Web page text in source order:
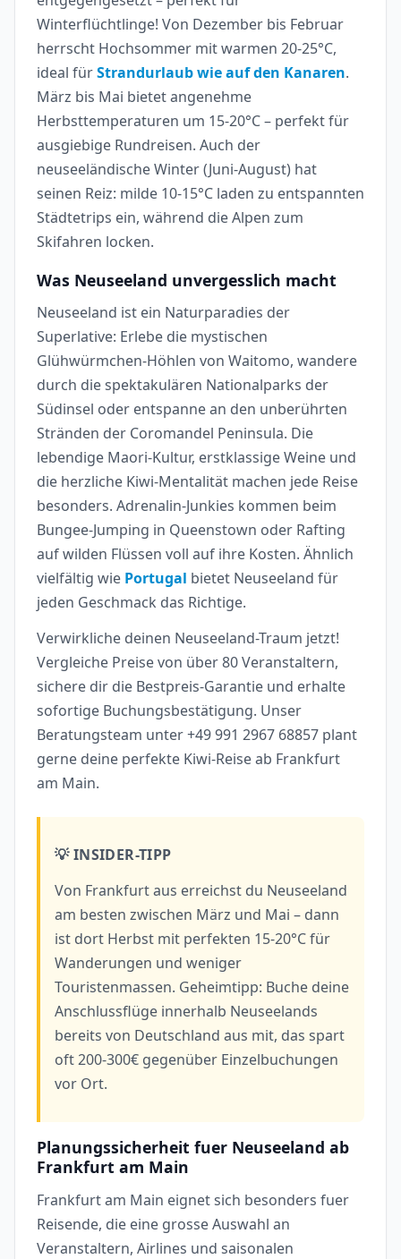
Winterflüchtlinge! Von Dezember bis Februar
herrscht Hochsommer mit warmen 20-25°C,
ideal fürStrandurlaub wie auf den Kanaren.
März bis Mai bietet angenehme
Herbsttemperaturen um 15-20°C – perfekt für
ausgiebige Rundreisen. Auch der
neuseeländische Winter (Juni-August) hat
seinen Reiz: milde 10-15°C laden zu entspannten
Städtetrips ein, während die Alpen zum
Skifahren locken.
Was Neuseeland unvergesslich macht
Neuseeland ist ein Naturparadies der
Superlative: Erlebe die mystischen
Glühwürmchen-Höhlen von Waitomo, wandere
durch die spektakulären Nationalparks der
Südinsel oder entspanne an den unberührten
Stränden der Coromandel Peninsula. Die
lebendige Maori-Kultur, erstklassige Weine und
die herzliche Kiwi-Mentalität machen jede Reise
besonders. Adrenalin-Junkies kommen beim
Bungee-Jumping in Queenstown oder Rafting
auf wilden Flüssen voll auf ihre Kosten. Ähnlich
vielfältig wie Portugal bietet Neuseeland für
jeden Geschmack das Richtige.
Verwirkliche deinen Neuseeland-Traum jetzt!
Vergleiche Preise von über 80 Veranstaltern,
sichere dir die Bestpreis-Garantie und erhalte
sofortige Buchungsbestätigung. Unser
Beratungsteam unter +49 991 2967 68857 plant
gerne deine perfekte Kiwi-Reise ab Frankfurt
am Main.
💡 INSIDER-TIPP
Von Frankfurt aus erreichst du Neuseeland
am besten zwischen März und Mai – dann
ist dort Herbst mit perfekten 15-20°C für
Wanderungen und weniger
Touristenmassen. Geheimtipp: Buche deine
Anschlussflüge innerhalb Neuseelands
bereits von Deutschland aus mit, das spart
oft 200-300€ gegenüber Einzelbuchungen
vor Ort.
Planungssicherheit fuer Neuseeland ab
Frankfurt am Main
Frankfurt am Main eignet sich besonders fuer
Reisende, die eine grosse Auswahl an
Veranstaltern, Airlines und saisonalen